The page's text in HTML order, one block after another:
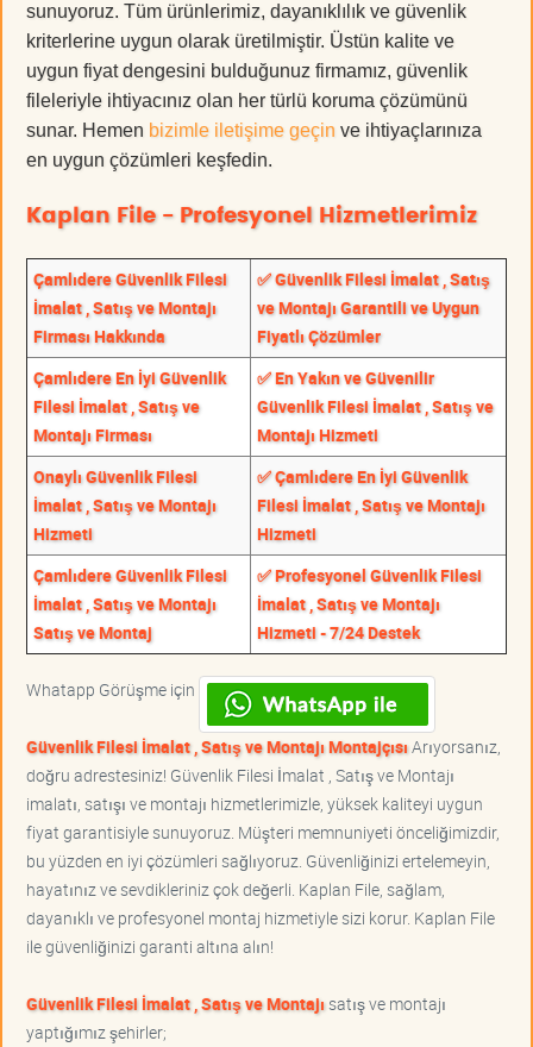
sunuyoruz. Tüm ürünlerimiz, dayanıklılık ve güvenlik
kriterlerine uygun olarak üretilmiştir. Üstün kalite ve
uygun fiyat dengesini bulduğunuz firmamız, güvenlik
fileleriyle ihtiyacınız olan her türlü koruma çözümünü
sunar. Hemen bizimle iletişime geçin ve ihtiyaçlarınıza
en uygun çözümleri keşfedin.
Kaplan File - Profesyonel Hizmetlerimiz
Çamlıdere Güvenlik Filesi
İmalat , Satış ve Montajı
Firması Hakkında
✅ Güvenlik Filesi İmalat , Satış
ve Montajı Garantili ve Uygun
Fiyatlı Çözümler
Çamlıdere En İyi Güvenlik
Filesi İmalat , Satış ve
Montajı Firması
✅ En Yakın ve Güvenilir
Güvenlik Filesi İmalat , Satış ve
Montajı Hizmeti
Onaylı Güvenlik Filesi
İmalat , Satış ve Montajı
Hizmeti
✅ Çamlıdere En İyi Güvenlik
Filesi İmalat , Satış ve Montajı
Hizmeti
Çamlıdere Güvenlik Filesi
İmalat , Satış ve Montajı
Satış ve Montaj
✅ Profesyonel Güvenlik Filesi
İmalat , Satış ve Montajı
Hizmeti - 7/24 Destek
Whatapp Görüşme için
Güvenlik Filesi İmalat , Satış ve Montajı MontajçısıArıyorsanız,
doğru adrestesiniz! Güvenlik Filesi İmalat , Satış ve Montajı
imalatı, satışı ve montajı hizmetlerimizle, yüksek kaliteyi uygun
fiyat garantisiyle sunuyoruz. Müşteri memnuniyeti önceliğimizdir,
bu yüzden en iyi çözümleri sağlıyoruz. Güvenliğinizi ertelemeyin,
hayatınız ve sevdikleriniz çok değerli. Kaplan File, sağlam,
dayanıklı ve profesyonel montaj hizmetiyle sizi korur. Kaplan File
ile güvenliğinizi garanti altına alın!
Güvenlik Filesi İmalat , Satış ve Montajısatış ve montajı
yaptığımız şehirler;